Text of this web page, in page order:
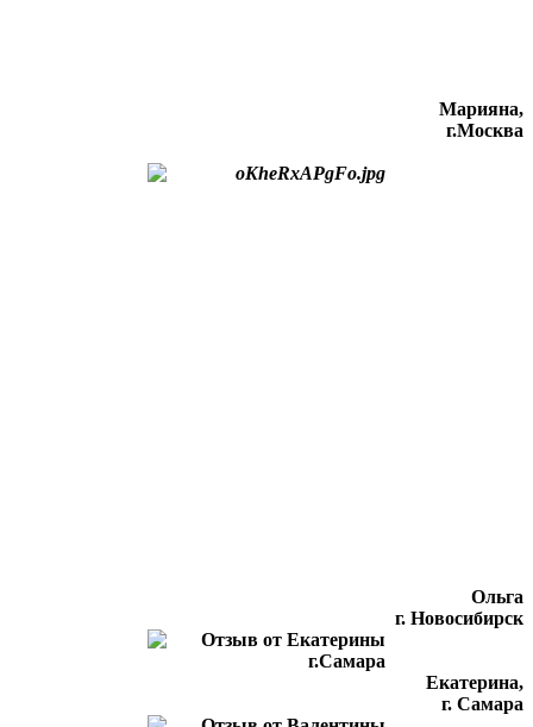
Марияна,
г.Москва
Ольга
г. Новосибирск
Екатерина,
г. Самара